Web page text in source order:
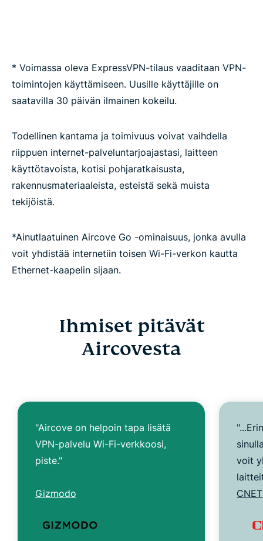
* Voimassa oleva ExpressVPN-tilaus vaaditaan VPN-
toimintojen käyttämiseen. Uusille käyttäjille on
saatavilla 30 päivän ilmainen kokeilu.
Todellinen kantama ja toimivuus voivat vaihdella
riippuen internet-palveluntarjoajastasi, laitteen
käyttötavoista, kotisi pohjaratkaisusta,
rakennusmateriaaleista, esteistä sekä muista
tekijöistä.
*Ainutlaatuinen Aircove Go -ominaisuus, jonka avulla
voit yhdistää internetiin toisen Wi-Fi-verkon kautta
Ethernet-kaapelin sijaan.
Ihmiset pitävät
Aircovesta
"Aircove on helpoin tapa lisätä
VPN-palvelu Wi-Fi-verkkoosi,
piste."
Gizmodo
voit
CNET